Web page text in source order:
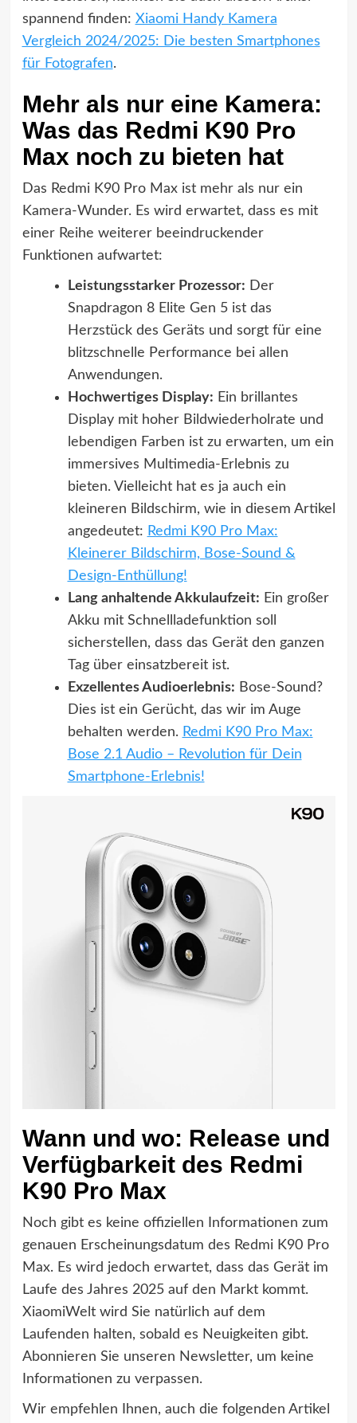
spannend finden: Xiaomi Handy Kamera
Vergleich 2024/2025: Die besten Smartphones
für Fotografen.
Mehr als nur eine Kamera:
Was das Redmi K90 Pro
Max noch zu bieten hat
Das Redmi K90 Pro Max ist mehr als nur ein
Kamera-Wunder. Es wird erwartet, dass es mit
einer Reihe weiterer beeindruckender
Funktionen aufwartet:
Leistungsstarker Prozessor: Der
Snapdragon 8 Elite Gen 5 ist das
Herzstück des Geräts und sorgt für eine
blitzschnelle Performance bei allen
Anwendungen.
Hochwertiges Display: Ein brillantes
Display mit hoher Bildwiederholrate und
lebendigen Farben ist zu erwarten, um ein
immersives Multimedia-Erlebnis zu
bieten. Vielleicht hat es ja auch ein
kleineren Bildschirm, wie in diesem Artikel
angedeutet: Redmi K90 Pro Max:
Kleinerer Bildschirm, Bose-Sound &
Design-Enthüllung!
Lang anhaltende Akkulaufzeit: Ein großer
Akku mit Schnellladefunktion soll
sicherstellen, dass das Gerät den ganzen
Tag über einsatzbereit ist.
Exzellentes Audioerlebnis: Bose-Sound?
Dies ist ein Gerücht, das wir im Auge
behalten werden. Redmi K90 Pro Max:
Bose 2.1 Audio – Revolution für Dein
Smartphone-Erlebnis!
Wann und wo: Release und
Verfügbarkeit des Redmi
K90 Pro Max
Noch gibt es keine offiziellen Informationen zum
genauen Erscheinungsdatum des Redmi K90 Pro
Max. Es wird jedoch erwartet, dass das Gerät im
Laufe des Jahres 2025 auf den Markt kommt.
XiaomiWelt wird Sie natürlich auf dem
Laufenden halten, sobald es Neuigkeiten gibt.
Abonnieren Sie unseren Newsletter, um keine
Informationen zu verpassen.
Wir empfehlen Ihnen, auch die folgenden Artikel